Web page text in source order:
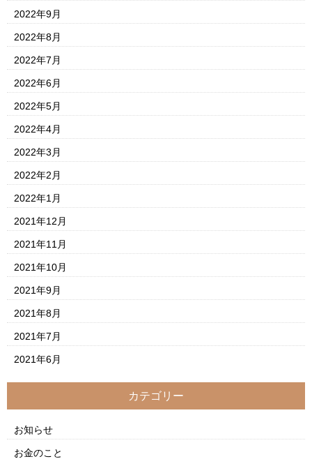
2022年9月
2022年8月
2022年7月
2022年6月
2022年5月
2022年4月
2022年3月
2022年2月
2022年1月
2021年12月
2021年11月
2021年10月
2021年9月
2021年8月
2021年7月
2021年6月
カテゴリー
お知らせ
お金のこと